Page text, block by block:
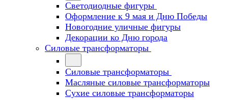
Светодиодные фигуры
Оформление к 9 мая и Дню Победы
Новогодние уличные фигуры
Декорации ко Дню города
Силовые трансформаторы
Силовые трансформаторы
Масляные силовые трансформаторы
Сухие силовые трансформаторы